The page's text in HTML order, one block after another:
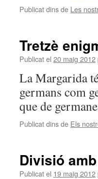
Publicat dins de Les
Tretzè
Publicat el 20 maig 2012
La Margarida
germans com
que de
Publicat dins de Els
Divisió
Publicat el 19 maig 2012